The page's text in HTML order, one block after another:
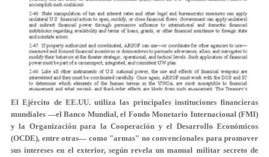
El Ejército de EE.UU. utiliza las principales instituciones financieras
mundiales —el Banco Mundial, el Fondo Monetario Internacional (FMI)
y la Organización para la Cooperación y el Desarrollo Económicos
(OCDE), entre otras— como "armas" no convencionales para promover
sus intereses en el exterior, según revela un manual militar secreto de